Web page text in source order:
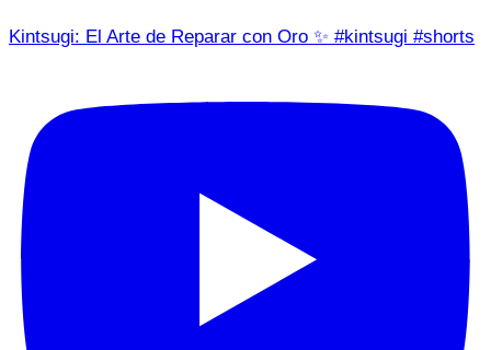
Kintsugi: El Arte de Reparar con Oro ✨ #kintsugi #shorts